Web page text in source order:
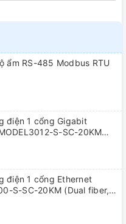
ẩm RS-485 Modbus RTU
điện 1 cổng Gigabit
S-SC-20KM
điện 1 cổng Ethernet
S-SC-20KM (Dual fiber,